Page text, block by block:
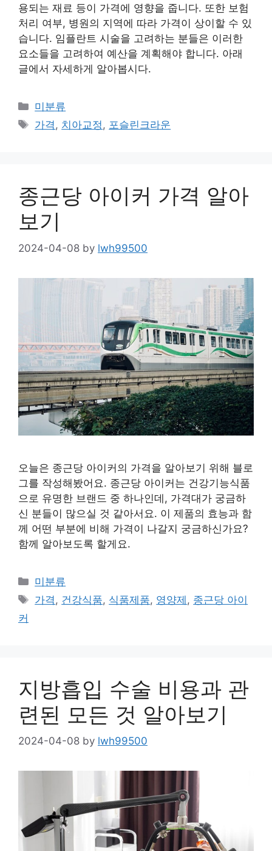
용되는 재료 등이 가격에 영향을 줍니다. 또한 보험
처리 여부, 병원의 지역에 따라 가격이 상이할 수 있
습니다. 임플란트 시술을 고려하는 분들은 이러한
요소들을 고려하여 예산을 계획해야 합니다. 아래
글에서 자세하게 알아봅시다.
Categories
미분류
Tags
가격, 치아교정, 포슬린크라운
종근당 아이커 가격 알아
보기
2024-04-08 by lwh99500
오늘은 종근당 아이커의 가격을 알아보기 위해 블로
그를 작성해봤어요. 종근당 아이커는 건강기능식품
으로 유명한 브랜드 중 하나인데, 가격대가 궁금하
신 분들이 많으실 것 같아서요. 이 제품의 효능과 함
께 어떤 부분에 비해 가격이 나갈지 궁금하신가요?
함께 알아보도록 할게요.
Categories
미분류
Tags
가격 , 건강식품, 식품제품, 영양제 , 종근당 아이
커
지방흡입 수술 비용과 관
련된 모든 것 알아보기
2024-04-08 by lwh99500